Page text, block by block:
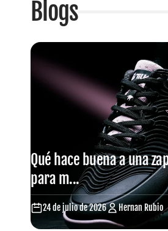
Blogs
Qué hace buena a una
para m...
24 de julio de 2026 Hernan Rubio